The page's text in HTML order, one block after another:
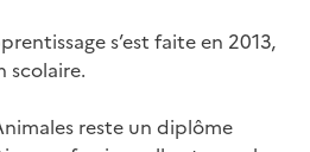
s’est faite en 2013,
scolaire.
reste un diplôme